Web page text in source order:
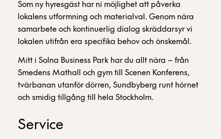
Som ny hyresgäst har ni möjlighet att påverka
lokalens utformning och materialval. Genom nära
samarbete och kontinuerlig dialog skräddarsyr vi
lokalen utifrån era specifika behov och önskemål.
Mitt i Solna Business Park har du allt nära – från
Smedens Mathall och gym till Scenen Konferens,
tvärbanan utanför dörren, Sundbyberg runt hörnet
och smidig tillgång till hela Stockholm.
Service